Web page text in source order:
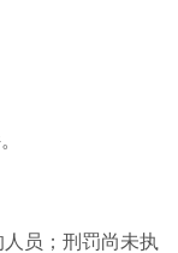
员；刑罚尚未执